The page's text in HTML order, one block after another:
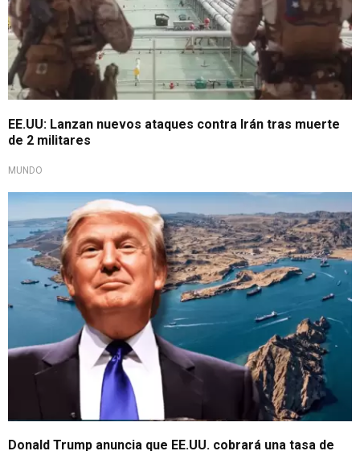
EE.UU: Lanzan nuevos ataques contra Irán tras muerte
de 2 militares
MUNDO
No lo hará gratis
Donald Trump anuncia que EE.UU. cobrará una tasa de